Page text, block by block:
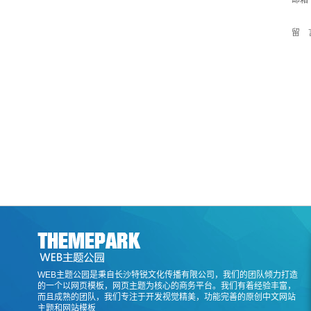
留
WEB主题公园是秉自长沙特锐文化传播有限公司，我们的团队倾力打造
的一个以网页模板，网页主题为核心的商务平台。我们有着经验丰富，
而且成熟的团队，我们专注于开发视觉精美，功能完善的原创中文网站
主题和网站模板